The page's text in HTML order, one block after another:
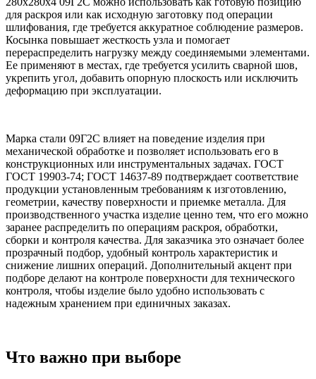
для раскроя или как исходную заготовку под операции
шлифования, где требуется аккуратное соблюдение размеров.
Косынка повышает жесткость узла и помогает
перераспределить нагрузку между соединяемыми элементами.
Ее применяют в местах, где требуется усилить сварной шов,
укрепить угол, добавить опорную плоскость или исключить
деформацию при эксплуатации.
Марка стали 09Г2С влияет на поведение изделия при
механической обработке и позволяет использовать его в
конструкционных или инструментальных задачах. ГОСТ
ГОСТ 19903-74; ГОСТ 14637-89 подтверждает соответствие
продукции установленным требованиям к изготовлению,
геометрии, качеству поверхности и приемке металла. Для
производственного участка изделие ценно тем, что его можно
заранее распределить по операциям раскроя, обработки,
сборки и контроля качества. Для заказчика это означает более
прозрачный подбор, удобный контроль характеристик и
снижение лишних операций. Дополнительный акцент при
подборе делают на контроле поверхности для технического
контроля, чтобы изделие было удобно использовать с
надежным хранением при единичных заказах.
Что важно при выборе